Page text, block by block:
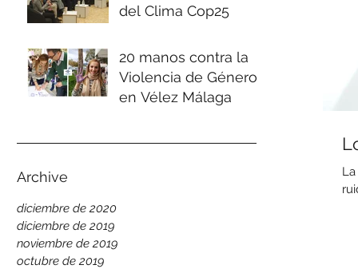
del Clima Cop25
20 manos contra la
Violencia de Género
en Vélez Málaga
Archive
diciembre de 2020
diciembre de 2019
noviembre de 2019
octubre de 2019